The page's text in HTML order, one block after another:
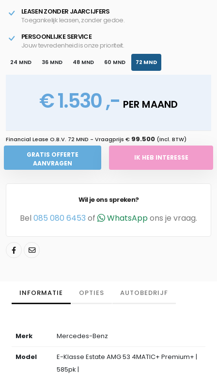
LEASEN ZONDER JAARCIJFERS
Toegankelijk leasen, zonder gedoe.
PERSOONLIJKE SERVICE
Jouw tevredenheid is onze prioriteit.
24 MND 36 MND 48 MND 60 MND 72 MND
€ 1.530 ,- PER MAAND
Financial Lease O.B.V. 72 MND - Vraagprijs € 99.500 (Incl. BTW)
GRATIS OFFERTE
AANVRAGEN
IK HEB INTERESSE
Wil je ons spreken?
Bel 085 080 6453 of WhatsAppons je vraag.
INFORMATIE OPTIES AUTOBEDRIJF
Merk Mercedes-Benz
Model
E-Klasse Estate AMG 53 4MATIC+ Premium+ |
585pk |